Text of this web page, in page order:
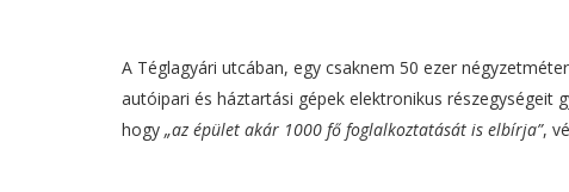
A Téglagyári utcában, egy csaknem 50 ezer
autóipari és háztartási gépek elektronikus
hogy „az épület akár 1000 fő foglalkoztatását is elbírja”,